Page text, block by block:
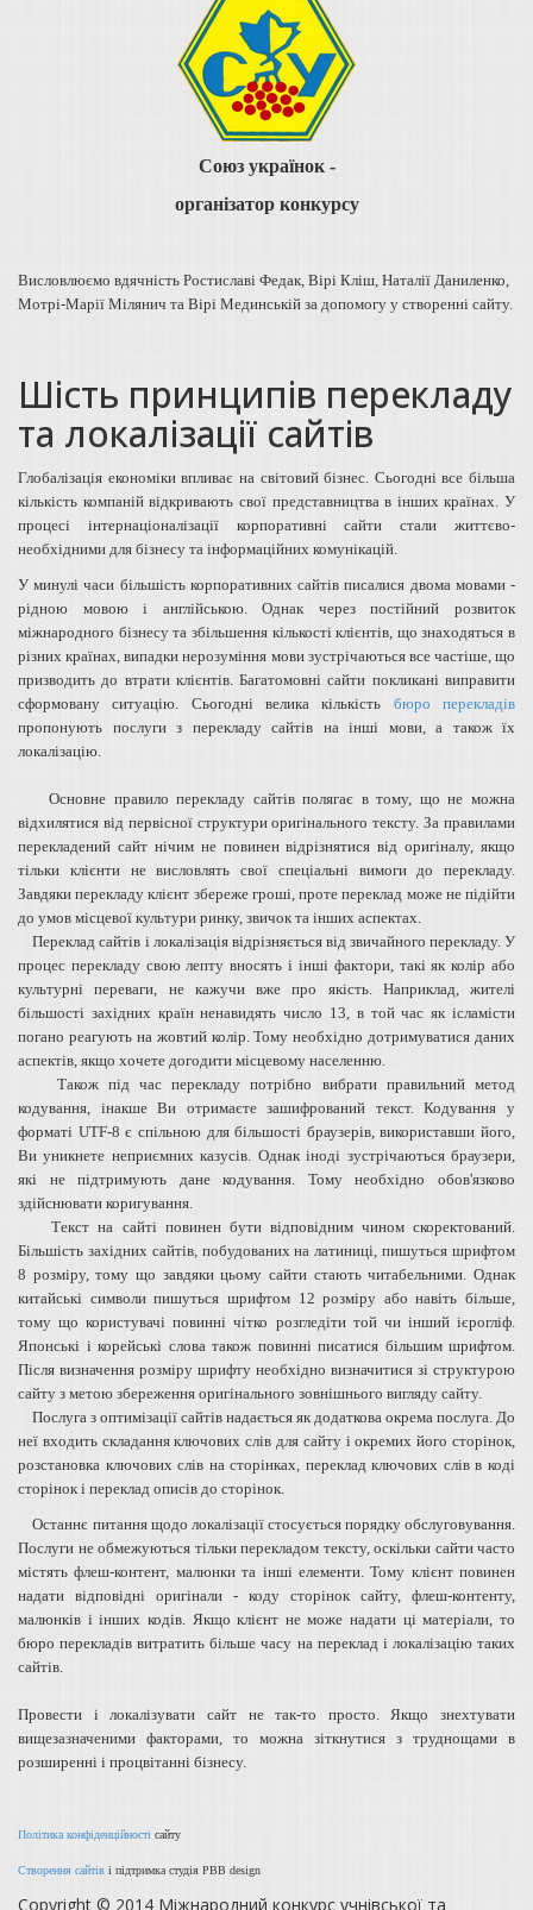
Союз українок -
організатор конкурсу
Висловлюємо вдячність Ростиславі Федак, Вірі Кліш, Наталії Даниленко,
Мотрі-Марії Мілянич та Вірі Мединській за допомогу у створенні сайту.
Шість принципів перекладу
та локалізації сайтів
Глобалізація економіки впливає на світовий бізнес. Сьогодні все більша
кількість компаній відкривають свої представництва в інших країнах. У
процесі інтернаціоналізації корпоративні сайти стали життєво-
необхідними для бізнесу та інформаційних комунікацій.
У минулі часи більшість корпоративних сайтів писалися двома мовами -
рідною мовою і англійською. Однак через постійний розвиток
міжнародного бізнесу та збільшення кількості клієнтів, що знаходяться в
різних країнах, випадки нерозуміння мови зустрічаються все частіше, що
призводить до втрати клієнтів. Багатомовні сайти покликані виправити
сформовану ситуацію. Сьогодні велика кількість бюро перекладів
пропонують послуги з перекладу сайтів на інші мови, а також їх
локалізацію.
Основне правило перекладу сайтів полягає в тому, що не можна
відхилятися від первісної структури оригінального тексту. За правилами
перекладений сайт нічим не повинен відрізнятися від оригіналу, якщо
тільки клієнти не висловлять свої спеціальні вимоги до перекладу.
Завдяки перекладу клієнт збереже гроші, проте переклад може не підійти
до умов місцевої культури ринку, звичок та інших аспектах.
Переклад сайтів і локалізація відрізняється від звичайного перекладу. У
процес перекладу свою лепту вносять і інші фактори, такі як колір або
культурні переваги, не кажучи вже про якість. Наприклад, жителі
більшості західних країн ненавидять число 13, в той час як ісламісти
погано реагують на жовтий колір. Тому необхідно дотримуватися даних
аспектів, якщо хочете догодити місцевому населенню.
Також під час перекладу потрібно вибрати правильний метод
кодування, інакше Ви отримаєте зашифрований текст. Кодування у
форматі UTF-8 є спільною для більшості браузерів, використавши його,
Ви уникнете неприємних казусів. Однак іноді зустрічаються браузери,
які не підтримують дане кодування. Тому необхідно обов'язково
здійснювати коригування.
Текст на сайті повинен бути відповідним чином скоректований.
Більшість західних сайтів, побудованих на латиниці, пишуться шрифтом
8 розміру, тому що завдяки цьому сайти стають читабельними. Однак
китайські символи пишуться шрифтом 12 розміру або навіть більше,
тому що користувачі повинні чітко розгледіти той чи інший ієрогліф.
Японські і корейські слова також повинні писатися більшим шрифтом.
Після визначення розміру шрифту необхідно визначитися зі структурою
сайту з метою збереження оригінального зовнішнього вигляду сайту.
Послуга з оптимізації сайтів надається як додаткова окрема послуга. До
неї входить складання ключових слів для сайту і окремих його сторінок,
розстановка ключових слів на сторінках, переклад ключових слів в коді
сторінок і переклад описів до сторінок.
Останнє питання щодо локалізації стосується порядку обслуговування.
Послуги не обмежуються тільки перекладом тексту, оскільки сайти часто
містять флеш-контент, малюнки та інші елементи. Тому клієнт повинен
надати відповідні оригінали - коду сторінок сайту, флеш-контенту,
малюнків і інших кодів. Якщо клієнт не може надати ці матеріали, то
бюро перекладів витратить більше часу на переклад і локалізацію таких
сайтів.
Провести і локалізувати сайт не так-то просто. Якщо знехтувати
вищезазначеними факторами, то можна зіткнутися з труднощами в
розширенні і процвітанні бізнесу.
Політика конфіденційності сайту
Створення сайтів і підтримка студія PBB design
Copyright © 2014 Міжнародний конкурс учнівської та